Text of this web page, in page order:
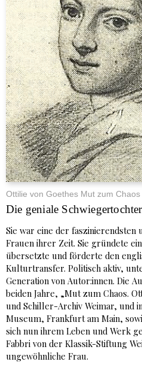
Ottilie von Goethes Mut zum Chaos
Die geniale Schwiegertochter
Sie war eine der faszinierendsten
Frauen ihrer Zeit. Sie gründete
übersetzte und förderte den
Kulturtransfer. Politisch aktiv,
Generation von Autor:innen. Die
beiden Jahre, „Mut zum Chaos.
und Schiller-Archiv Weimar, und
Museum, Frankfurt am Main,
sich nun ihrem Leben und Werk
Fabbri von der Klassik-Stiftung
ungewöhnliche Frau.